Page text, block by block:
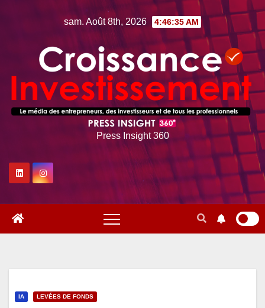
sam. Août 8th, 2026 4:46:36 AM
Press Insight 360
IA LEVÉES DE FONDS